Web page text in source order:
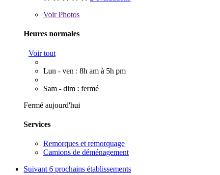
VoirPhotos
Heures normales
Voir tout
Lun - ven : 8h am à 5h pm
Sam - dim : fermé
Fermé aujourd'hui
Services
Remorques et remorquage
Camions de déménagement
Suivant 6 prochains établissements